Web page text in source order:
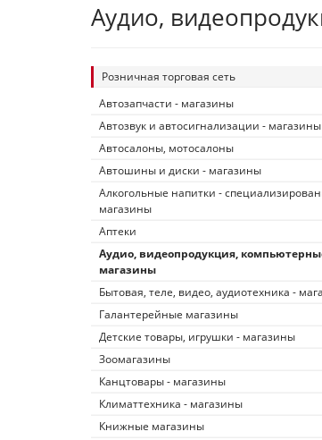
Аудио,
Розничная торговая сеть
Автозапчасти - магазины
Автозвук и автосигнализации - магазины
Автосалоны, мотосалоны
Автошины и диски - магазины
Алкогольные напитки -
магазины
Аптеки
Аудио, видеопродукция,
магазины
Бытовая, теле, видео, аудиотехника -
Галантерейные магазины
Детские товары, игрушки - магазины
Зоомагазины
Канцтовары - магазины
Климаттехника - магазины
Книжные магазины